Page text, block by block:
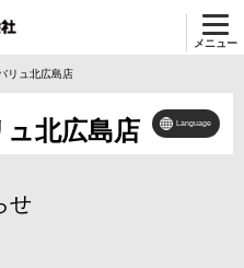
メニュー
リュ北広島店
北広島店 Language
せ